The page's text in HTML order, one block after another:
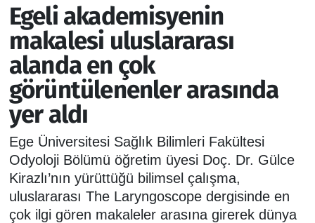
Egeli akademisyenin
makalesi uluslararası
alanda en çok
görüntülenenler arasında
yer aldı
Ege Üniversitesi Sağlık Bilimleri Fakültesi
Odyoloji Bölümü öğretim üyesi Doç. Dr. Gülce
Kirazlı’nın yürüttüğü bilimsel çalışma,
uluslararası The Laryngoscope dergisinde en
çok ilgi gören makaleler arasına girerek dünya
GENEL
EKONOMİ
SİYASET
SPOR
ASAYİŞ
RESMİ REKLAM
İzmir Trafik Yoğunluk Haritası
Puan Durumu ve Fikstür
Tüm Manşetler
Son Dakika Haberleri
Haber Arşivi